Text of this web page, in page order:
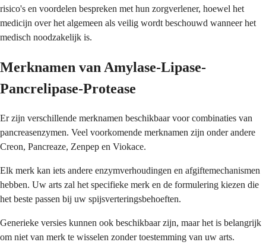
risico's en voordelen bespreken met hun zorgverlener, hoewel het
medicijn over het algemeen als veilig wordt beschouwd wanneer het
medisch noodzakelijk is.
Merknamen van Amylase-Lipase-
Pancrelipase-Protease
Er zijn verschillende merknamen beschikbaar voor combinaties van
pancreasenzymen. Veel voorkomende merknamen zijn onder andere
Creon, Pancreaze, Zenpep en Viokace.
Elk merk kan iets andere enzymverhoudingen en afgiftemechanismen
hebben. Uw arts zal het specifieke merk en de formulering kiezen die
het beste passen bij uw spijsverteringsbehoeften.
Generieke versies kunnen ook beschikbaar zijn, maar het is belangrijk
om niet van merk te wisselen zonder toestemming van uw arts.